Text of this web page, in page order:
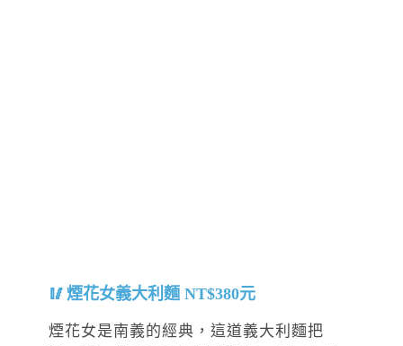
煙花女義大利麵 NT$380元
煙花女是南義的經典，這道義大利麵把